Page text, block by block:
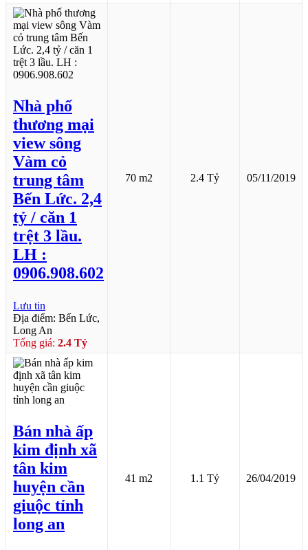
Nhà phố
thương mại
view sông
Vàm cỏ
trung tâm
Bến Lức. 2,4
tỷ / căn 1
trệt 3 lầu.
LH :
0906.908.602
Lưu tin
Địa điểm: Bến Lức,
Long An
Tổng giá: 2.4 Tỷ
70 m2 2.4 Tỷ 05/11/2019
Bán nhà ấp
kim định xã
tân kim
huyện cần
giuộc tỉnh
long an
41 m2 1.1 Tỷ 26/04/2019